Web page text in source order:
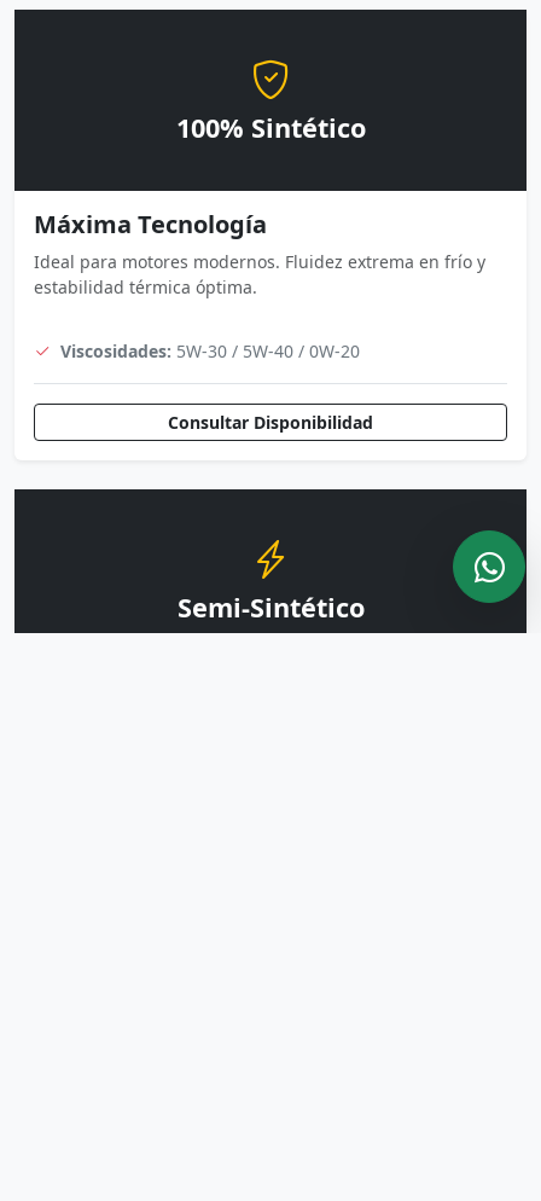
100% Sintético
Máxima Tecnología
Ideal para motores modernos. Fluidez extrema en frío y
estabilidad térmica óptima.
Viscosidades: 5W-30 / 5W-40 / 0W-20
Consultar Disponibilidad
Semi-Sintético